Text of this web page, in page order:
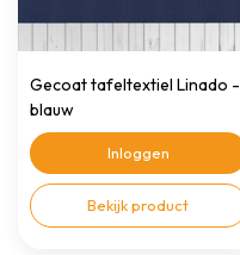
Gecoat tafeltextiel Linado -
blauw
Inloggen
Bekijk product